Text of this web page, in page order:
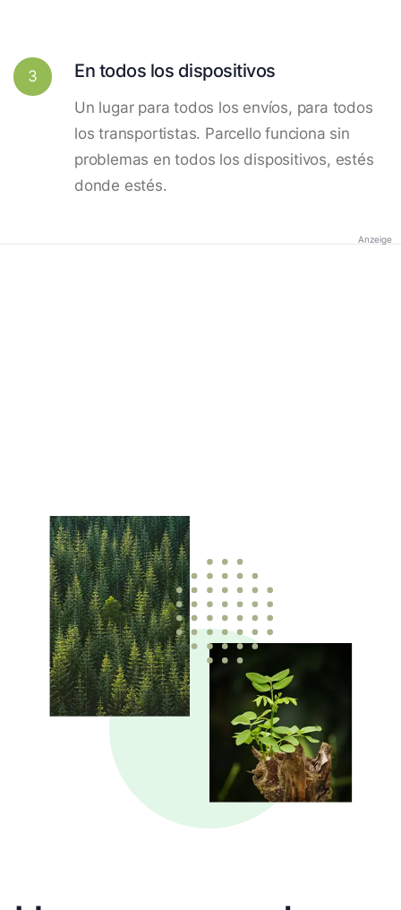
3 En todos los dispositivos
Un lugar para todos los envíos, para todos
los transportistas. Parcello funciona sin
problemas en todos los dispositivos, estés
donde estés.
Anzeige